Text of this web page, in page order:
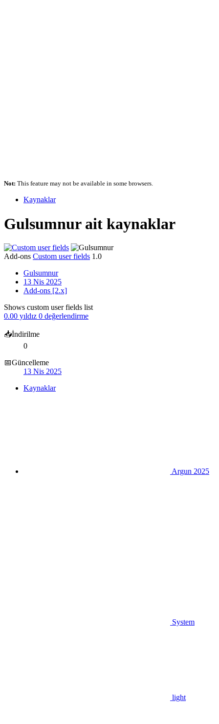
Not: This feature may not be available in some browsers.
Kaynaklar
Gulsumnur ait kaynaklar
Add-ons Custom user fields 1.0
Gulsumnur
13 Nis 2025
Add-ons [2.x]
Shows custom user fields list
0.00 yıldız 0 değerlendirme
📥İndirilme
0
📅Güncelleme
13 Nis 2025
Kaynaklar
Argun 2025
System
light